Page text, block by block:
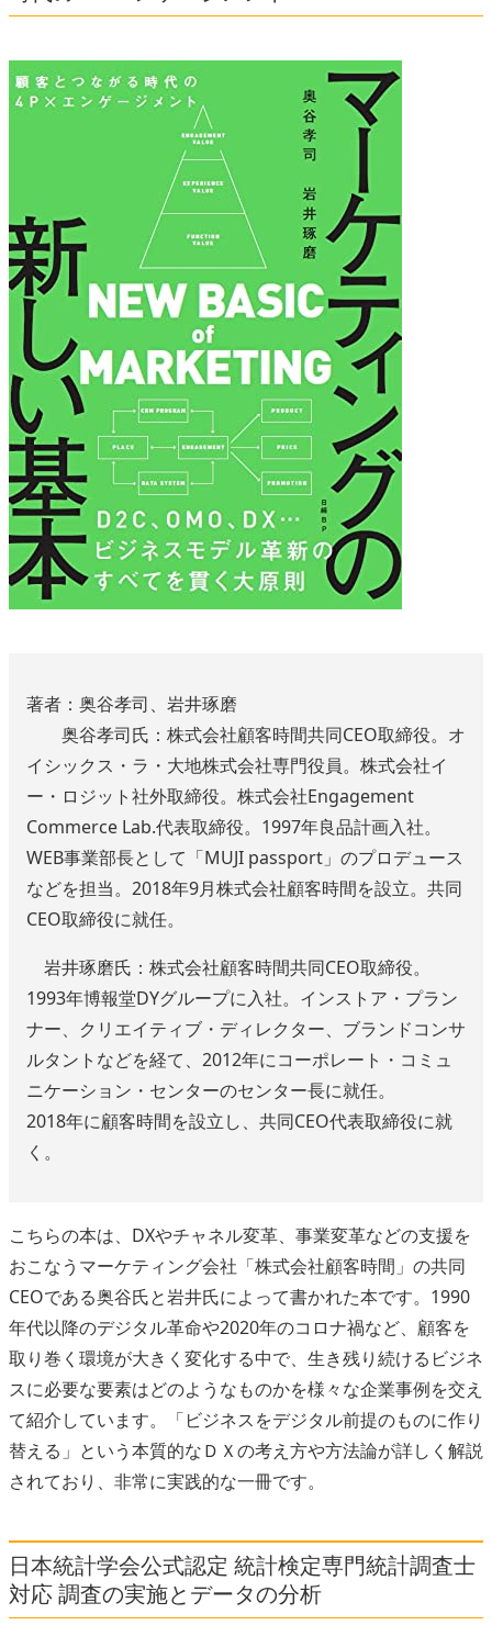
著者：奥谷孝司、岩井琢磨
奥谷孝司氏：株式会社顧客時間共同CEO取締役。オ
イシックス・ラ・大地株式会社専門役員。株式会社イ
ー・ロジット社外取締役。株式会社Engagement
Commerce Lab.代表取締役。1997年良品計画入社。
WEB事業部長として「MUJI passport」のプロデュース
などを担当。2018年9月株式会社顧客時間を設立。共同
CEO取締役に就任。
岩井琢磨氏：株式会社顧客時間共同CEO取締役。
1993年博報堂DYグループに入社。インストア・プラン
ナー、クリエイティブ・ディレクター、ブランドコンサ
ルタントなどを経て、2012年にコーポレート・コミュ
ニケーション・センターのセンター長に就任。
2018年に顧客時間を設立し、共同CEO代表取締役に就
く。
こちらの本は、DXやチャネル変革、事業変革などの支援を
おこなうマーケティング会社「株式会社顧客時間」の共同
CEOである奥谷氏と岩井氏によって書かれた本です。1990
年代以降のデジタル革命や2020年のコロナ禍など、顧客を
取り巻く環境が大きく変化する中で、生き残り続けるビジネ
スに必要な要素はどのようなものかを様々な企業事例を交え
て紹介しています。「ビジネスをデジタル前提のものに作り
替える」という本質的なＤＸの考え方や方法論が詳しく解説
されており、非常に実践的な一冊です。
日本統計学会公式認定 統計検定専門統計調査士
対応 調査の実施とデータの分析